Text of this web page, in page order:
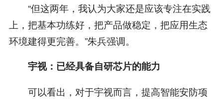
“但这两年，我认为大家还是应该专注在实践
上，把基本功练好，把产品做稳定，把应用生态
环境建得更完善。”朱兵强调。
宇视：已经具备自研芯片的能力
可以看出，对于宇视而言，提高智能安防项